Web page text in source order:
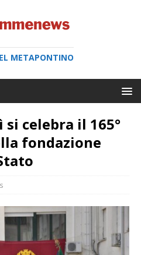
METAPONTINO
celebra il 165°
fondazione